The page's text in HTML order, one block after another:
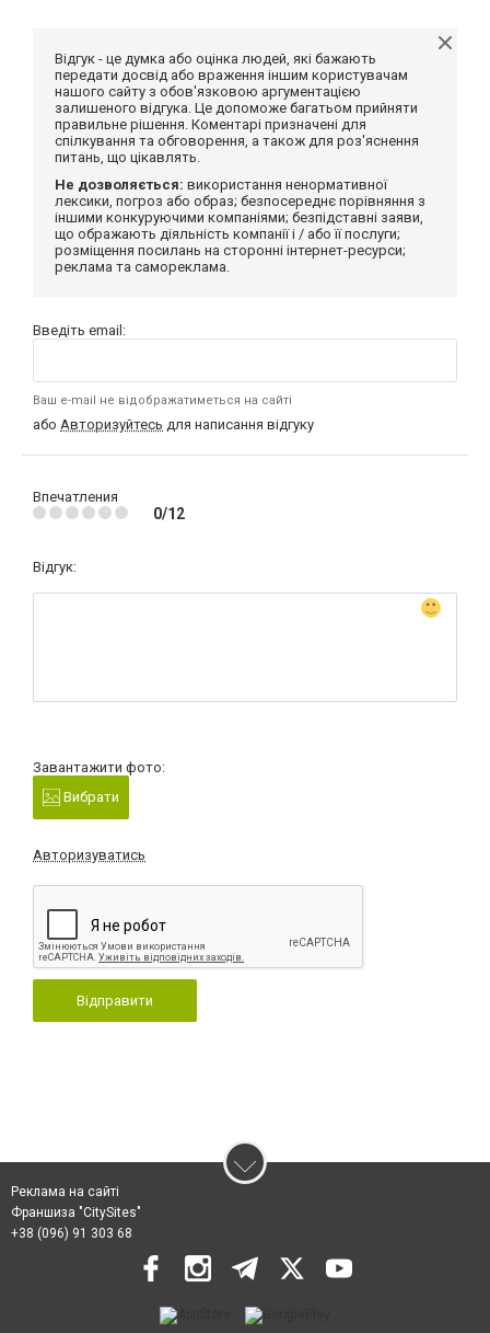
Відгук - це думка або оцінка людей, які бажають
передати досвід або враження іншим користувачам
нашого сайту з обов'язковою аргументацією
залишеного відгука. Це допоможе багатьом прийняти
правильне рішення. Коментарі призначені для
спілкування та обговорення, а також для роз'яснення
питань, що цікавлять.
Не дозволяється: використання ненормативної
лексики, погроз або образ; безпосереднє порівняння з
іншими конкуруючими компаніями; безпідставні заяви,
що ображають діяльність компанії і / або її послуги;
розміщення посилань на сторонні інтернет-ресурси;
реклама та самореклама.
Введіть email:
Ваш e-mail не відображатиметься на сайті
або Авторизуйтесь для написання відгуку
Впечатления
0/12
Відгук:
Завантажити фото:
Вибрати
Авторизуватись
Відправити
Реклама на сайті
Франшиза "CitySites"
+38 (096) 91 303 68